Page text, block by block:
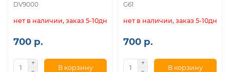
DV9000
нет в наличии, заказ 5-10дн.
700 р.
В корзину
G61
нет в наличии, заказ 5-10дн.
700 р.
В корзину